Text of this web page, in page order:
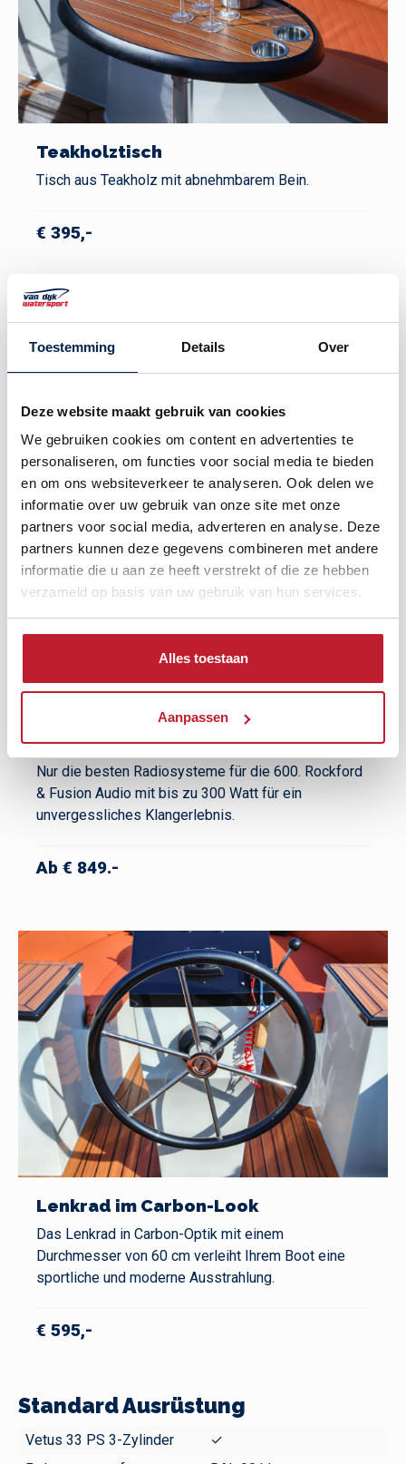
Toestemming Details Over
Deze website maakt gebruik van cookies
We gebruiken cookies om content en advertenties te
personaliseren, om functies voor social media te bieden
en om ons websiteverkeer te analyseren. Ook delen we
informatie over uw gebruik van onze site met onze
partners voor social media, adverteren en analyse. Deze
partners kunnen deze gegevens combineren met andere
informatie die u aan ze heeft verstrekt of die ze hebben
verzameld op basis van uw gebruik van hun services.
Alles toestaan
Aanpassen
Teakholztisch
Tisch aus Teakholz mit abnehmbarem Bein.
€ 395,-
Einbaukühlschrank
Immer herrlich gekühlte Getränke dabei.
€ 1.250,-
Audiosystem mit 2 Lautsprechern
Nur die besten Radiosysteme für die 600. Rockford
& Fusion Audio mit bis zu 300 Watt für ein
unvergessliches Klangerlebnis.
Ab € 849.-
Lenkrad im Carbon-Look
Das Lenkrad in Carbon-Optik mit einem
Durchmesser von 60 cm verleiht Ihrem Boot eine
sportliche und moderne Ausstrahlung.
€ 595,-
Standard Ausrüstung
Vetus 33 PS 3-Zylinder
✓